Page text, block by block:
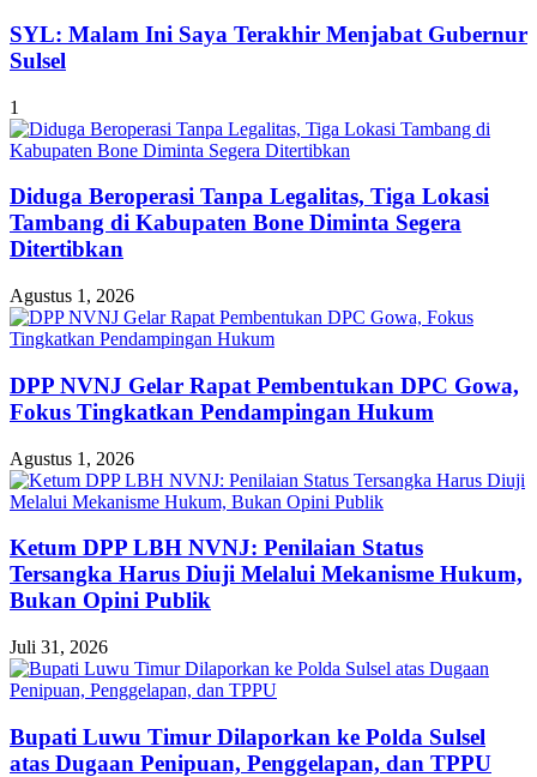
SYL: Malam Ini Saya Terakhir Menjabat Gubernur
Sulsel
1
Diduga Beroperasi Tanpa Legalitas, Tiga Lokasi
Tambang di Kabupaten Bone Diminta Segera
Ditertibkan
Agustus 1, 2026
DPP NVNJ Gelar Rapat Pembentukan DPC Gowa,
Fokus Tingkatkan Pendampingan Hukum
Agustus 1, 2026
Ketum DPP LBH NVNJ: Penilaian Status
Tersangka Harus Diuji Melalui Mekanisme Hukum,
Bukan Opini Publik
Juli 31, 2026
Bupati Luwu Timur Dilaporkan ke Polda Sulsel
atas Dugaan Penipuan, Penggelapan, dan TPPU